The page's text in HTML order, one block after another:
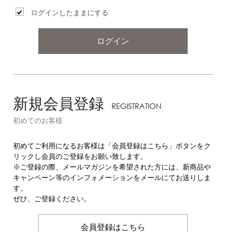
ログインしたままにする
ログイン
新規会員登録 REGISTRATION
初めてのお客様
初めてご利用になるお客様は「会員登録はこちら」ボタンをク
リックし会員のご登録をお願い致します。
※ご登録の際、メールマガジンを希望された方には、新商品や
キャンペーン等のインフォメーションをメールにてお送りしま
す。
ぜひ、ご登録ください。
会員登録はこちら